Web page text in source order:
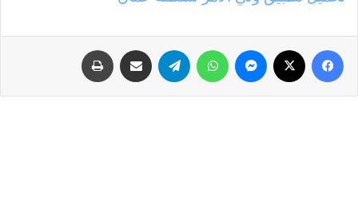
فيسبوك ماسنجر واتساب تيلقرام مشاركة عبر البريد